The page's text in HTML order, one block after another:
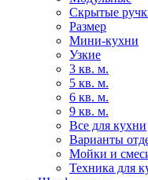
Скрытые
Размер
Мини-кухни
Узкие
3 кв. м.
5 кв. м.
6 кв. м.
9 кв. м.
Все для кухни
Варианты
Мойки и
Техника для